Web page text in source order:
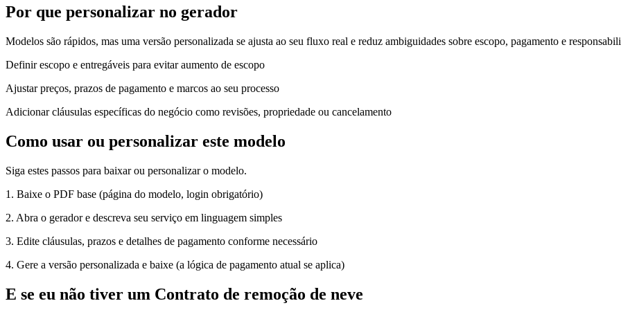
Por que personalizar no gerador
Modelos são rápidos, mas uma versão personalizada se ajusta ao seu fluxo real e reduz ambiguidades sobre escopo, pagamento e
Definir escopo e entregáveis para evitar aumento de escopo
Ajustar preços, prazos de pagamento e marcos ao seu processo
Adicionar cláusulas específicas do negócio como revisões, propriedade ou cancelamento
Como usar ou personalizar este modelo
Siga estes passos para baixar ou personalizar o modelo.
1. Baixe o PDF base (página do modelo, login obrigatório)
2. Abra o gerador e descreva seu serviço em linguagem simples
3. Edite cláusulas, prazos e detalhes de pagamento conforme necessário
4. Gere a versão personalizada e baixe (a lógica de pagamento atual se aplica)
E se eu não tiver um Contrato de remoção de neve